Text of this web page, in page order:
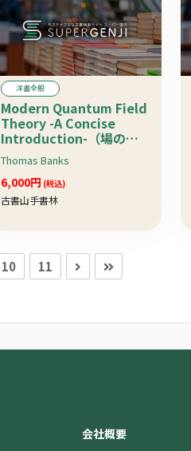
洋書全般
Modern Quantum Field
Theory -A Concise
Introduction-（場の量
子論）
Thomas Banks
6,000円 (税込)
古書山手書林
10 11
会社概要